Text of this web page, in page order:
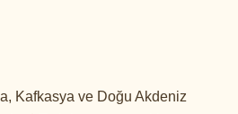
Kafkasya ve Doğu Akdeniz